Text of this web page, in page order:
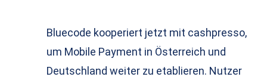
Bluecode kooperiert jetzt mit cashpresso,
um Mobile Payment in Österreich und
Deutschland weiter zu etablieren. Nutzer